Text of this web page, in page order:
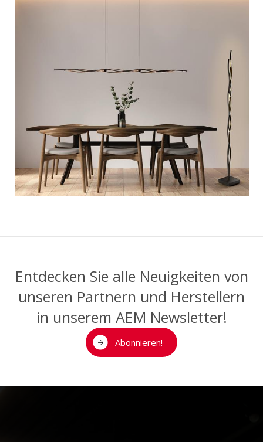
Entdecken Sie alle Neuigkeiten von
unseren Partnern und Herstellern
in unserem AEM Newsletter!
Abonnieren!